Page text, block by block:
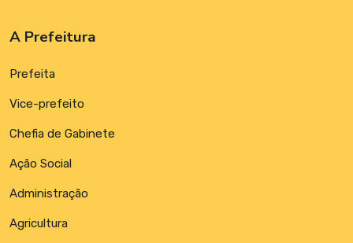
A Prefeitura
Prefeita
Vice-prefeito
Chefia de Gabinete
Ação Social
Administração
Agricultura